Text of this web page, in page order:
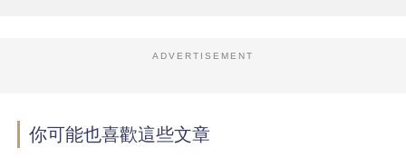
ADVERTISEMENT
你可能也喜歡這些文章